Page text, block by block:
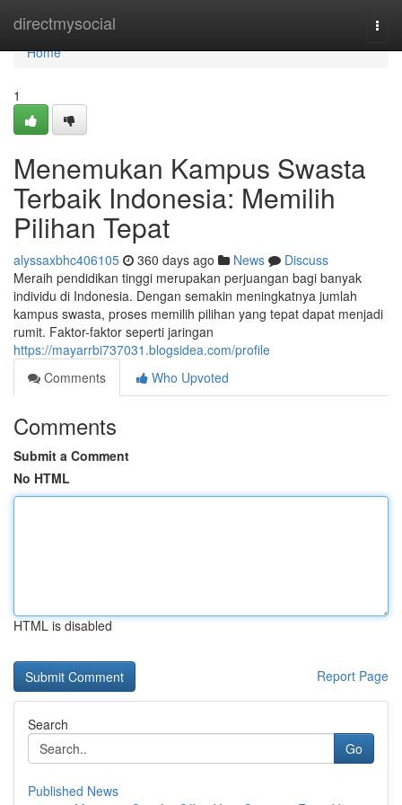
directmysocial
Home
Home
1
Menemukan Kampus Swasta
Terbaik Indonesia: Memilih
Pilihan Tepat
alyssaxbhc406105 360 days ago News
Discuss
Meraih pendidikan tinggi merupakan perjuangan bagi banyak
individu di Indonesia. Dengan semakin meningkatnya jumlah
kampus swasta, proses memilih pilihan yang tepat dapat menjadi
rumit. Faktor-faktor seperti jaringan
https://mayarrbi737031.blogsidea.com/profile
Comments
Who Upvoted
Comments
Submit a Comment
No HTML
HTML is disabled
Report Page
Search
Go
Published News